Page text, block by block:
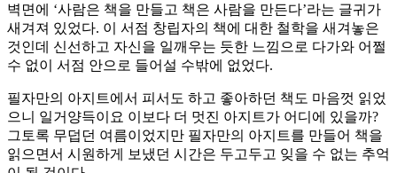
벽면에 ‘사람은 책을 만들고 책은 사람을 만든다’라는 글귀가
새겨져 있었다. 이 서점 창립자의 책에 대한 철학을 새겨놓은
것인데 신선하고 자신을 일깨우는 듯한 느낌으로 다가와 어쩔
수 없이 서점 안으로 들어설 수밖에 없었다.
필자만의 아지트에서 피서도 하고 좋아하던 책도 마음껏 읽었
으니 일거양득이요 이보다 더 멋진 아지트가 어디에 있을까?
그토록 무덥던 여름이었지만 필자만의 아지트를 만들어 책을
읽으면서 시원하게 보냈던 시간은 두고두고 잊을 수 없는 추억